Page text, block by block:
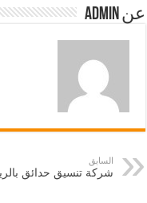
عن admin
السابق
شركة تنسيق حدائق